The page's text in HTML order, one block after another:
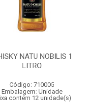
NATU NOBILIS 1
LITRO
Código: 710005
Embalagem: Unidade
contém 12 unidade(s)